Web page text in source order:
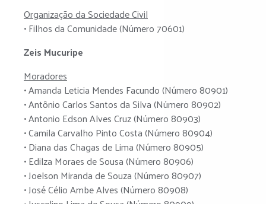
Organização da Sociedade Civil
• Filhos da Comunidade (Número 70601)
Zeis Mucuripe
Moradores
• Amanda Leticia Mendes Facundo (Número 80901)
• Antônio Carlos Santos da Silva (Número 80902)
• Antonio Edson Alves Cruz (Número 80903)
• Camila Carvalho Pinto Costa (Número 80904)
• Diana das Chagas de Lima (Número 80905)
• Edilza Moraes de Sousa (Número 80906)
• Joelson Miranda de Souza (Número 80907)
• José Célio Ambe Alves (Número 80908)